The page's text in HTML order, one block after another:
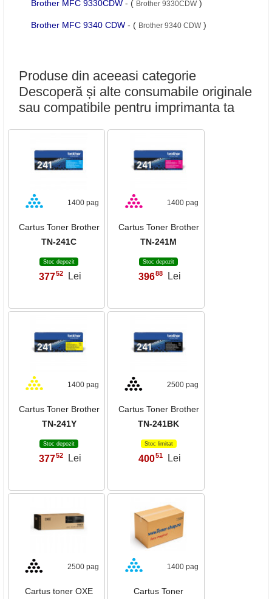
Brother MFC 9330CDW - ( Brother 9330CDW)
Brother MFC 9340 CDW - ( Brother 9340 CDW)
Produse din aceeasi categorie
Descoperă și alte consumabile originale
sau compatibile pentru imprimanta ta
1400 pag
Cartus Toner Brother
TN-241C
Stoc depozit
37752 Lei
1400 pag
Cartus Toner Brother
TN-241M
Stoc depozit
39688 Lei
1400 pag
Cartus Toner Brother
TN-241Y
Stoc depozit
37752 Lei
2500 pag
Cartus Toner Brother
TN-241BK
Stoc limitat
40051 Lei
2500 pag
Cartus toner OXE
1400 pag
Cartus Toner